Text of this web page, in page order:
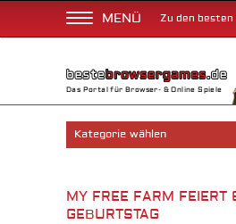
MENÜ Zu den besten
Das Portal für Browser- & Online Spiele
Kategorie wählen
MY FREE FARM FEIERT
GEBURTSTAG